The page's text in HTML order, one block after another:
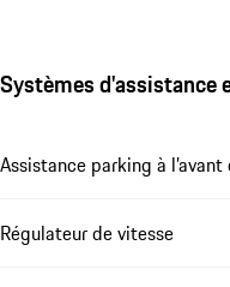
Systèmes d'assistance
Assistance parking à
Régulateur de vitesse